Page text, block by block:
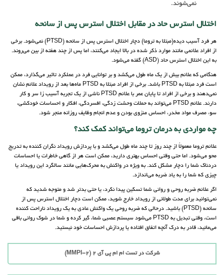
نمی‌شوند.
اختلال استرس حاد در مقابل اختلال استرس پس از سانحه
هر فرد آسیب دیده(مبتلا به تروما) دچار اختلال استرس پس از سانحه (PTSD) نمی‌شود. برخی
از افراد علائمی مانند موارد ذکر شده در بالا ایجاد می‌کنند‌، اما پس از چند هفته از بین می‌روند.
به این اختلال استرس حاد (ASD) گفته می‌شود.
هنگامی که علائم بیش از یک ماه طول می‌کشد و بر توانایی فرد در عملکرد تاثیر می‌گذارد، ممکن
است فرد مبتلا به PTSD باشد. برخی از افراد مبتلا به PTSD ماه‌ها بعد از رویداد علائم نشان
نمی‌دهند و برخی از افراد تا پایان عمر با علائم PTSD ناشی از یک تجربه آسیب زا سر و کار
دارند. علائم PTSD می‌تواند به حملات وحشت زدگی، افسردگی، افکار و احساسات خودکشی،
سوء مصرف مواد مخدر، احساس منزوی بودن و عدم انجام وظایف روزانه منجر شود.
چه مواردی به درمان تروما می‌تواند کمک کند؟
علائم تروما معمولاً از چند روز تا چند ماه طول می‌کشد و با پردازش رویداد نگران کننده به تدریج
محو می‌شود. اما حتی وقتی احساس بهتری دارید، ممکن است هر از گاهی خاطرات یا احساسات
دردناک شما را دچار مشکل کند. به ویژه در واکنش به محرک‌هایی مانند سالگرد این رویداد یا
چیزی که شما را به یاد ضربه می‌اندازد.
اگر علائم ضربه روحی و روانی شما تسکین پیدا نکرد، یا حتی بدتر شد و متوجه شدید که
نمی‌توانید برای مدت طولانی از رویداد خارج شوید، ممکن است دچار اختلال استرس پس از
سانحه (PTSD) باشید. درحالی که ضربه روحی یک واکنش عادی به یک رویداد ناراحت کننده
است، وقتی تبدیل به PTSD می‌شود سیستم عصبی شما، گیر کرده و شما در شوک روانی باقی
می‌مانید، قادر به درک آنچه اتفاق افتاده یا پردازش احساسات خود نیستید.
شرکت در تست ام ام پی آی 2 (MMPI-2)